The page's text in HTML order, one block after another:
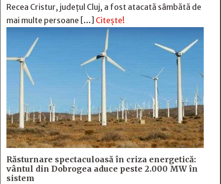
Recea Cristur, județul Cluj, a fost atacată sâmbătă de
mai multe persoane […] Citește!
Răsturnare spectaculoasă în criza energetică:
vântul din Dobrogea aduce peste 2.000 MW în
sistem